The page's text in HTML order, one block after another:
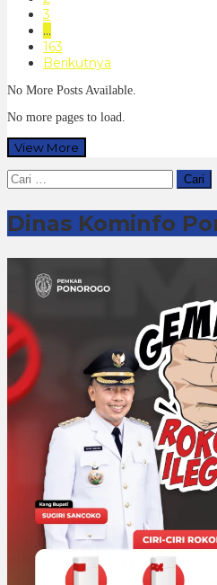
3
…
163
Berikutnya
No More Posts Available.
No more pages to load.
View More
Cari
untuk:
Dinas Kominfo